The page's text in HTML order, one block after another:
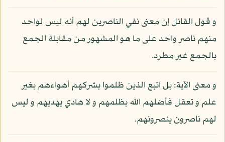
و قول القائل إن معنى نفي الناصرين لهم أنه ليس لواحد
منهم ناصر واحد على ما هو المشهور من مقابلة الجمع
بالجمع غير مطرد.
و معنى الآية: بل اتبع الذين ظلموا بشركهم أهواءهم بغير
علم و تعقل فأضلهم الله بظلمهم و لا هادي يهديهم و ليس
لهم ناصرون ينصرونهم.